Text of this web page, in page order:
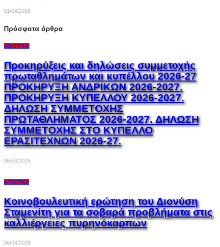
01/08/2026
Πρόσφατα άρθρα
ΑΘΛΗΤΙΚΆ
Προκηρύξεις και δηλώσεις συμμετοχής
πρωταθλημάτων και κυπέλλου 2026-27
ΠΡΟΚΗΡΥΞΗ ΑΝΔΡΙΚΩΝ 2026-2027.
ΠΡΟΚΗΡΥΞΗ ΚΥΠΕΛΛΟΥ 2026-2027.
ΔΗΛΩΣΗ ΣΥΜΜΕΤΟΧΗΣ
ΠΡΩΤΑΘΛΗΜΑΤΟΣ 2026-2027. ΔΗΛΩΣΗ
ΣΥΜΜΕΤΟΧΗΣ ΣΤΟ ΚΥΠΕΛΛΟ
ΕΡΑΣΙΤΕΧΝΩΝ 2026-27.
06/08/2026
ΑΓΡΟΤΙΚΆ
Κοινοβουλευτική ερώτηση του Διονύση
Σταμενίτη για τα σοβαρά προβλήματα στις
καλλιέργειες πυρηνόκαρπων
06/08/2026